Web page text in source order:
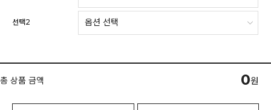
선택2
총 상품 금액 0원